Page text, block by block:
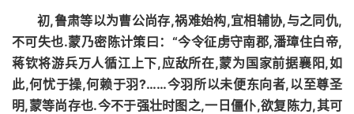
初,鲁肃等以为曹公尚存,祸难始构,宜相辅协,与之同仇,
不可失也.蒙乃密陈计策曰：“今令征虏守南郡,潘璋住白帝,
蒋钦将游兵万人循江上下,应敌所在,蒙为国家前据襄阳,如
此,何忧于操,何赖于羽?……今羽所以未便东向者,以至尊圣
明,蒙等尚存也.今不于强壮时图之,一日僵仆,欲复陈力,其可